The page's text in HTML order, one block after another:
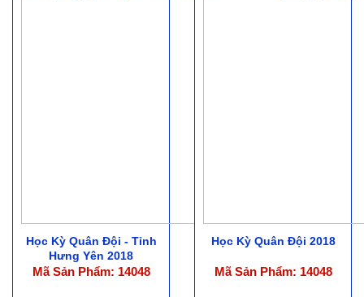
Học Kỳ Quân Đội - Tỉnh
Hưng Yên 2018
Mã Sản Phẩm: 14048
Học Kỳ Quân Đội 2018
Mã Sản Phẩm: 14048